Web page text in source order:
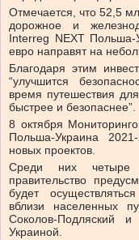
Отмечается, что 52,5
дорожное и
Interreg NEXT
евро направят на
Благодаря этим
“улучшится
время путешествия
быстрее и безопаснее”.
8 октября
Польша-Украина
новых проектов.
Среди них четыре
правительство
будет
вблизи населенных
Соколов-Подляский
Украиной.